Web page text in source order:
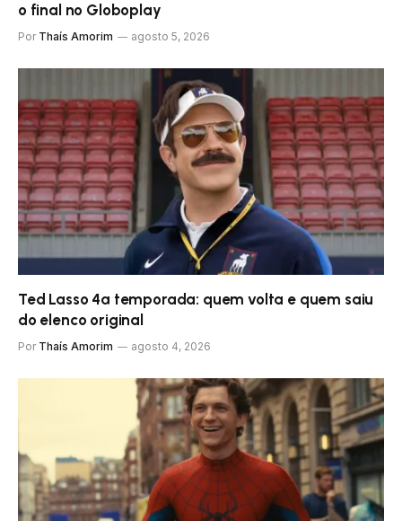
o final no Globoplay
Por Thaís Amorim agosto 5, 2026
Ted Lasso 4ª temporada: quem volta e quem saiu
do elenco original
Por Thaís Amorim agosto 4, 2026